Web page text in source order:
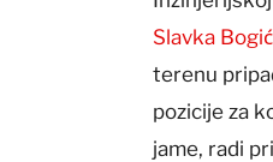
Slavka
terenu
pozicije za
jame, radi